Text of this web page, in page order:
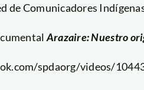
de Comunicadores
Arazaire: Nuestro
spdaorg/videos/